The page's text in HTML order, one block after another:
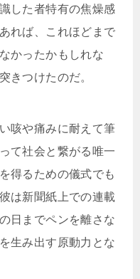
した者特有の焦燥感
れば、これほどまで
かったかもしれな
きつけたのだ。
咳や痛みに耐えて筆
て社会と繋がる唯一
得るための儀式でも
は新聞紙上での連載
日までペンを離さな
生み出す原動力とな